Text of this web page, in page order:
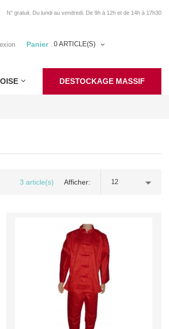
N° gratuit. Du lundi au vendredi. De 9h à 12h et de 14h à 17h30
Panier 0 ARTICLE(S)
DESTOCKAGE MASSIF
3 article(s) Afficher 12